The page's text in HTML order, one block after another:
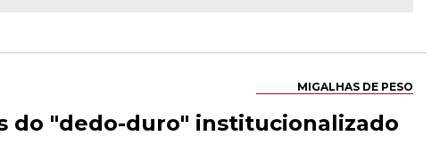
MIGALHAS DE PESO
do "dedo-duro" institucionalizado